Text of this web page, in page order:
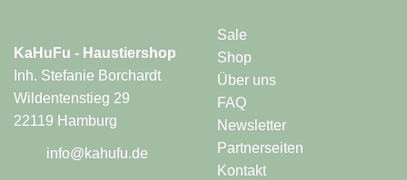
werden
werden
KaHuFu - Haustiershop
Inh. Stefanie Borchardt
Wildentenstieg 29
22119 Hamburg
info@kahufu.de
Sale
Shop
Über uns
FAQ
Newsletter
Partnerseiten
Kontakt